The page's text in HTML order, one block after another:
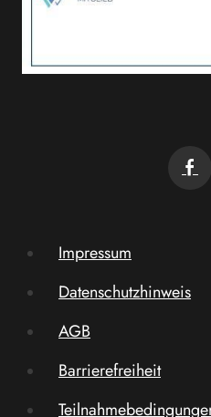
Impressum
Datenschutzhinweis
AGB
Barrierefreiheit